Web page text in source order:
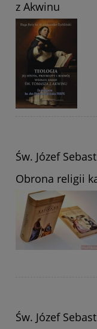
z Akwinu
Św. Józef
Obrona religii
Św. Józef